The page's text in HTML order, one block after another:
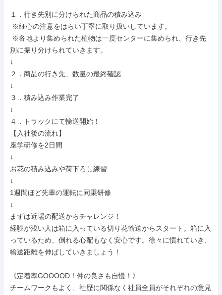
１．行き先別に分けられた商品の積み込み
別に振り分けられていきます。
↓
２．商品の行き先、数量の最終確認
↓
３．積み込み作業完了
↓
４．トラックにて輸送開始！
【入社後の流れ】
座学研修を2日間
↓
お花の積み込みや荷下ろし練習
↓
1週間ほど先輩の運転に同乗研修
↓
まずは近場の配送からチャレンジ！
経験が浅い人は箱に入っている切り花輸送からスタート。箱に入
っているため、倒れる心配もなく安心です。徐々に慣れていき、
輸送距離を伸ばしていきましょう！
《定着率GOOOOD！仲の良さも自慢！》
チームワークもよく、社歴に関係なく社員全員がそれぞれの意見